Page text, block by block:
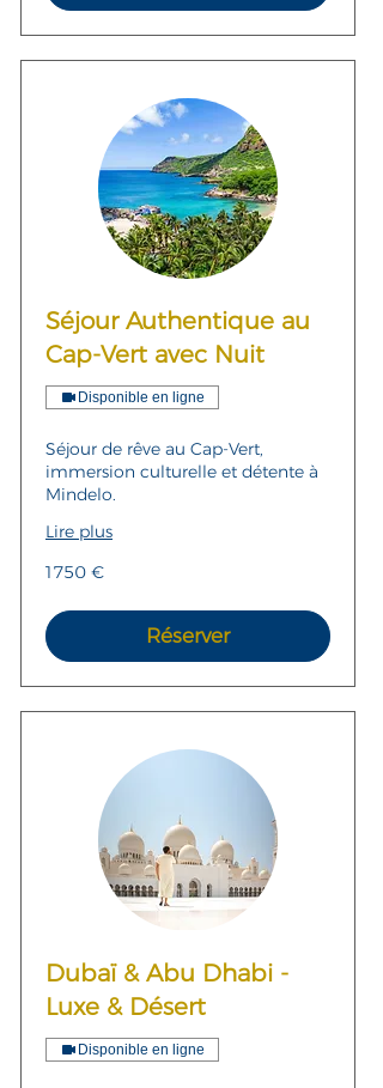
Séjour Authentique au
Cap-Vert avec Nuit
Disponible en ligne
Séjour de rêve au Cap-Vert,
immersion culturelle et détente à
Mindelo.
Lire plus
1 750
euros
1 750 €
Réserver
Dubaï & Abu Dhabi -
Luxe & Désert
Disponible en ligne